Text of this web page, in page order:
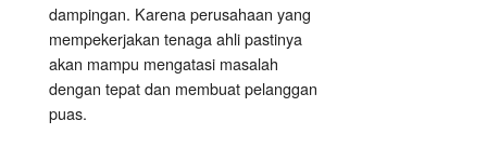
dampingan. Karena perusahaan yang
mempekerjakan tenaga ahli pastinya
akan mampu mengatasi masalah
dengan tepat dan membuat pelanggan
puas.